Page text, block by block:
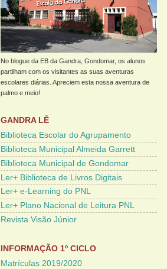
No blogue da EB da Gandra, Gondomar, os alunos
partilham com os visitantes as suas aventuras
escolares diárias. Apreciem esta nossa aventura de
palmo e meio!
GANDRA LÊ
Biblioteca Escolar do Agrupamento
Biblioteca Municipal Almeida Garrett
Biblioteca Municipal de Gondomar
Ler+ Biblioteca de Livros Digitais
Ler+ e-Learning do PNL
Ler+ Plano Nacional de Leitura PNL
Revista Visão Júnior
INFORMAÇÃO 1º CICLO
Matrículas 2019/2020